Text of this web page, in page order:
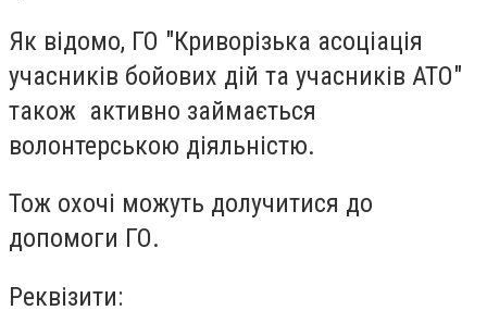
Як відомо, ГО "Криворізька асоціація
учасників бойових дій та учасників АТО"
також активно займається
волонтерською діяльністю.
Тож охочі можуть долучитися до
допомоги ГО.
Реквізити: